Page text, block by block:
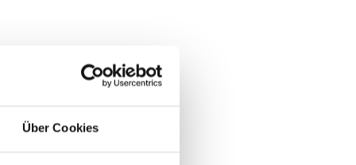
Über Cookies